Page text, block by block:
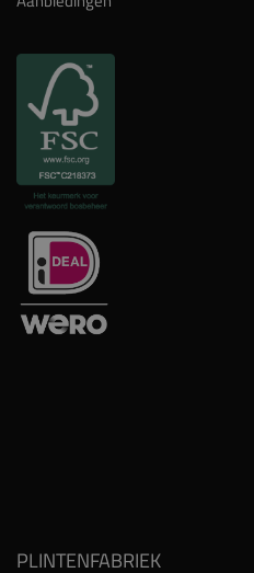
PLINTENFABRIEK